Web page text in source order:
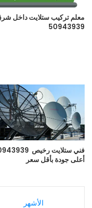
معلم تركيب ستلايت داخل
50943939
فني ستلايت رخيص
أعلى جودة بأقل سعر
الأشهر